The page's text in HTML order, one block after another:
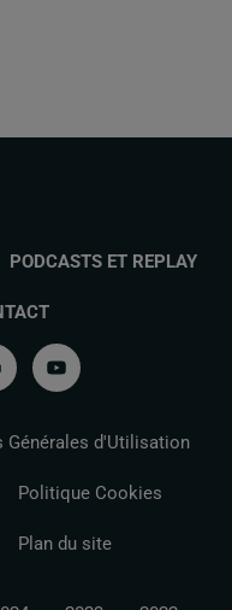
PODCASTS ET REPLAY
Générales d'Utilisation
Politique Cookies
Plan du site